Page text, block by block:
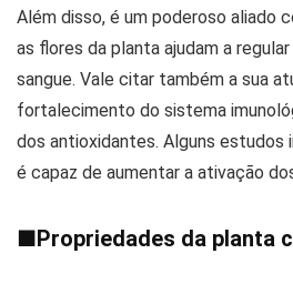
Além disso, é um poderoso aliado
as flores da planta ajudam a
sangue. Vale citar também a sua
fortalecimento do sistema
dos antioxidantes. Alguns estudos
é capaz de aumentar a ativação
■Propriedades da planta